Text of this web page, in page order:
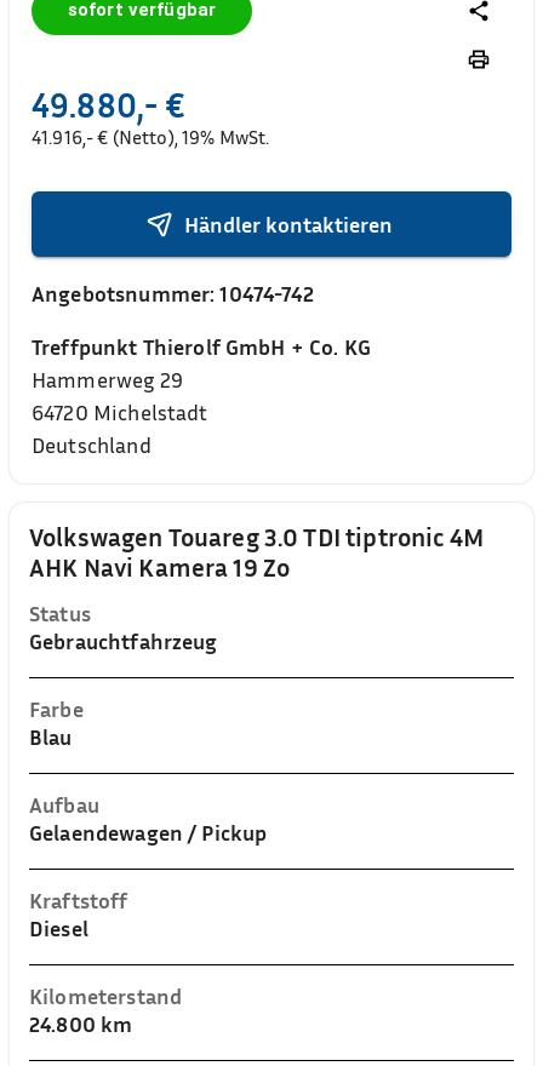
Volkswagen Touareg 3.0 TDI tiptronic 4M
AHK Navi Kamera 19 Zo
Status
Gebrauchtfahrzeug
Farbe
Blau
Aufbau
Gelaendewagen / Pickup
Kraftstoff
Diesel
Kilometerstand
24.800 km
sofort verfügbar
49.880,- €
41.916,- € (Netto), 19% MwSt.
Händler kontaktieren
Angebotsnummer:10474-742
Treffpunkt Thierolf GmbH + Co. KG
Hammerweg 29
64720 Michelstadt
Deutschland